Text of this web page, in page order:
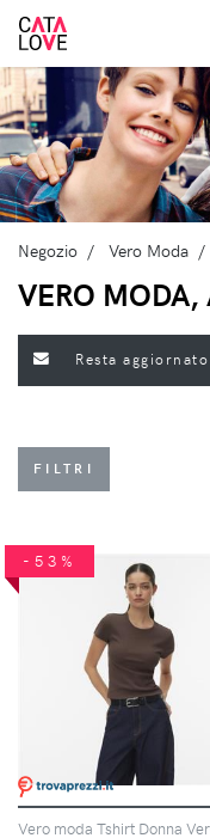
Negozio Vero Moda
VERO
Resta aggiornato
FILTRI
-53%